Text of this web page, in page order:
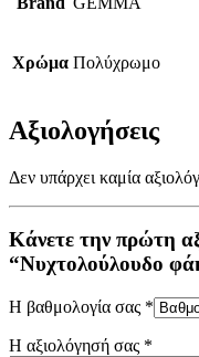
Χρώμα Πολύχρωμο
Αξιολογήσεις
Δεν υπάρχει καμία
Κάνετε την πρώτη
“Νυχτολούλουδο
Η βαθμολογία σας *
Η αξιολόγησή σας *